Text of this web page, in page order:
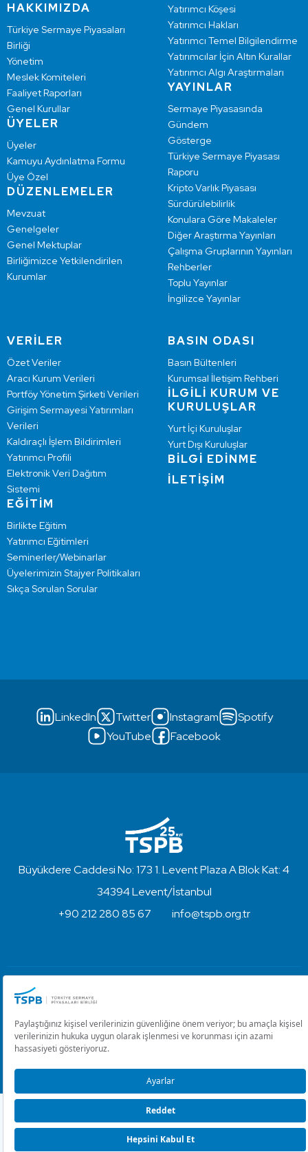
HAKKIMIZDA
Türkiye Sermaye Piyasaları
Birliği
Yönetim
Meslek Komiteleri
Faaliyet Raporları
Genel Kurullar
ÜYELER
Üyeler
Kamuyu Aydınlatma Formu
Üye Özel
DÜZENLEMELER
Mevzuat
Genelgeler
Genel Mektuplar
Birliğimizce Yetkilendirilen
Kurumlar
Yatırımcı Köşesi
Yatırımcı Hakları
Yatırımcı Temel Bilgilendirme
Yatırımcılar İçin Altın Kurallar
Yatırımcı Algı Araştırmaları
YAYINLAR
Sermaye Piyasasında
Gündem
Gösterge
Türkiye Sermaye Piyasası
Raporu
Kripto Varlık Piyasası
Sürdürülebilirlik
Konulara Göre Makaleler
Diğer Araştırma Yayınları
Çalışma Gruplarının Yayınları
Rehberler
Toplu Yayınlar
İngilizce Yayınlar
VERİLER
Özet Veriler
Aracı Kurum Verileri
Portföy Yönetim Şirketi Verileri
Girişim Sermayesi Yatırımları
Verileri
Kaldıraçlı İşlem Bildirimleri
Yatırımcı Profili
Elektronik Veri Dağıtım
Sistemi
EĞİTİM
Birlikte Eğitim
Yatırımcı Eğitimleri
Seminerler/Webinarlar
Üyelerimizin Stajyer Politikaları
Sıkça Sorulan Sorular
BASIN ODASI
Basın Bültenleri
Kurumsal İletişim Rehberi
İLGİLİ KURUM VE
KURULUŞLAR
Yurt İçi Kuruluşlar
Yurt Dışı Kuruluşlar
BİLGİ EDİNME
İLETİŞİM
LinkedIn Twitter Instagram
Spotify
YouTube
Facebook
Büyükdere Caddesi No: 173 1. Levent Plaza A Blok Kat: 4
34394 Levent/İstanbul
+90 212 280 85 67
info@tspb.org.tr
Kullanım Koşulları ve Gizlilik
Çerez Ayarlarını Düzenle